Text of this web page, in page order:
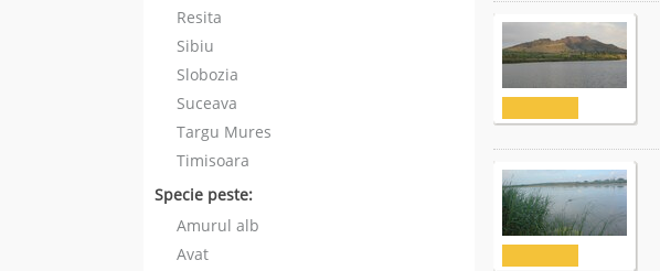
Resita
Sibiu
Slobozia
Suceava
Targu Mures
Timisoara
Specie peste:
Amurul alb
Avat